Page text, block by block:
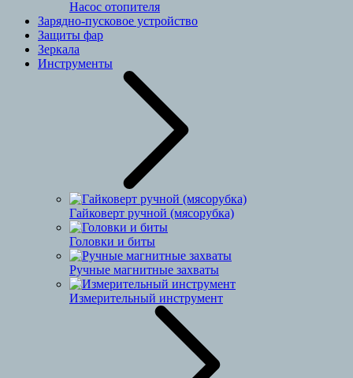
Насос отопителя
Зарядно-пусковое устройство
Защиты фар
Зеркала
Инструменты
Гайковерт ручной (мясорубка)
Головки и биты
Ручные магнитные захваты
Измерительный инструмент